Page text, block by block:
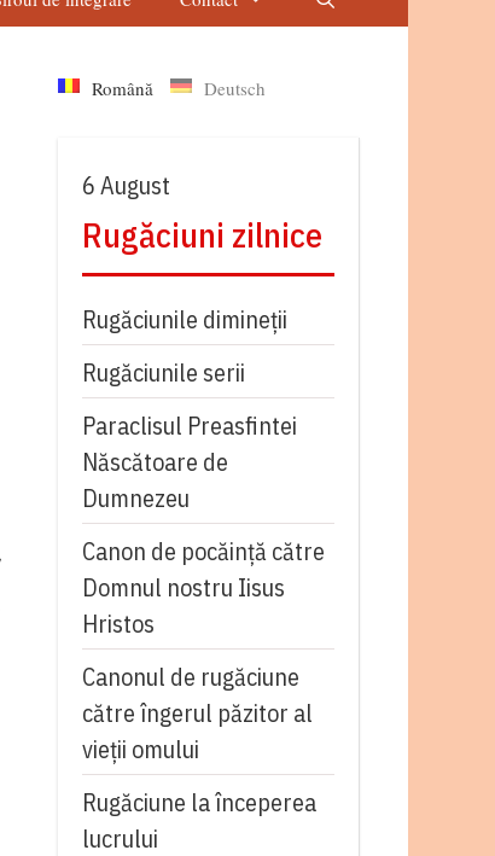
Română Deutsch
6 August
Rugăciuni zilnice
Rugăciunile dimineții
Rugăciunile serii
Paraclisul Preasfintei
Născătoare de
Dumnezeu
Canon de pocăință către
Domnul nostru Iisus
Hristos
Canonul de rugăciune
către îngerul păzitor al
vieții omului
Rugăciune la începerea
lucrului